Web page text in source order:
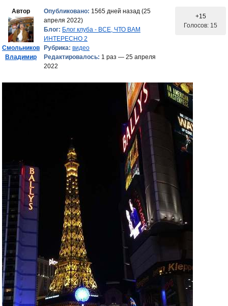
Автор
Смольников
Владимир
Опубликовано: 1565 дней назад (25
апреля 2022)
Блог: Блог клуба - ВСЕ, ЧТО ВАМ
ИНТЕРЕСНО 2
Рубрика: видео
Редактировалось: 1 раз — 25 апреля
2022
+15
Голосов: 15